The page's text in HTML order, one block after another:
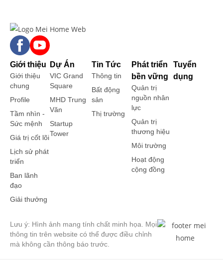
Giới thiệu
Giới thiệu
chung
Profile
Tầm nhìn -
Sức mệnh
Giá trị cốt lõi
Lịch sử phát
triển
Ban lãnh
đạo
Giải thưởng
Dự Án
VIC Grand
Square
MHD Trung
Văn
Startup
Tower
Tin Tức
Thông tin
Bất động
sản
Thị trường
Phát triển
bền vững
Quản trị
nguồn nhân
lực
Quản trị
thương hiệu
Môi trường
Hoạt động
cộng đồng
Tuyển
dụng
Lưu ý: Hình ảnh mang tính chất minh họa. Mọi
thông tin trên website có thể được điều chỉnh
mà không cần thông báo trước.